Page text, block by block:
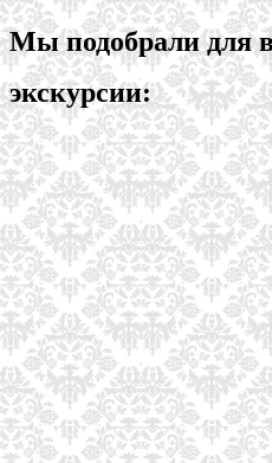
Мы подобрали для
экскурсии: